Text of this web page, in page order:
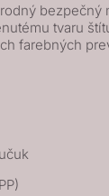
bezpečný
tvaru
farebných